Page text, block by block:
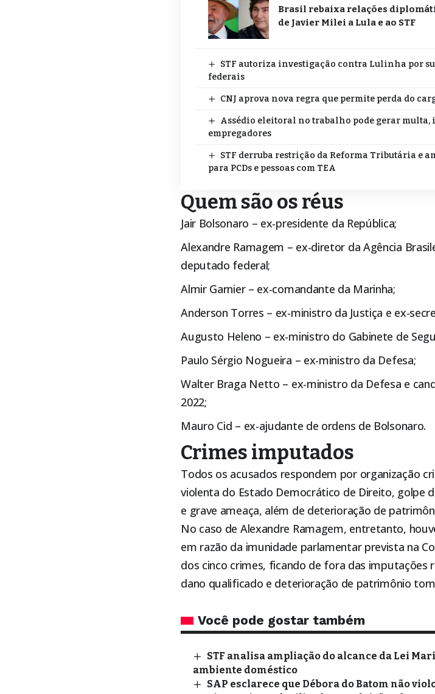
Brasil rebaixa relações
de Javier Milei a Lula e ao STF
STF autoriza investigação contra Lulinha por
federais
CNJ aprova nova regra que permite perda do
Assédio eleitoral no trabalho pode gerar multa,
empregadores
STF derruba restrição da Reforma Tributária e
para PCDs e pessoas com TEA
Quem são os réus
Jair Bolsonaro – ex-presidente da República;
Alexandre Ramagem – ex-diretor da Agência
deputado federal;
Almir Garnier – ex-comandante da Marinha;
Anderson Torres – ex-ministro da Justiça e ex-
Augusto Heleno – ex-ministro do Gabinete de
Paulo Sérgio Nogueira – ex-ministro da Defesa;
Walter Braga Netto – ex-ministro da Defesa e
2022;
Mauro Cid – ex-ajudante de ordens de Bolsonaro.
Crimes imputados
Todos os acusados respondem por organização
violenta do Estado Democrático de Direito, golpe
e grave ameaça, além de deterioração de
No caso de Alexandre Ramagem, entretanto,
em razão da imunidade parlamentar prevista na
dos cinco crimes, ficando de fora das
dano qualificado e deterioração de patrimônio
Você pode gostar também
STF analisa ampliação do alcance da Lei
ambiente doméstico
SAP esclarece que Débora do Batom não